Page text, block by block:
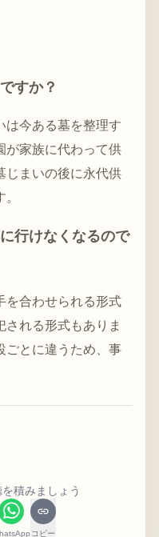
すか？
は今ある墓を整理す
が家族に代わって供
じまいの後に永代供
行けなくなるので
を合わせられる形式
される形式もありま
ごとに違うため、事
積みましょう
コピー